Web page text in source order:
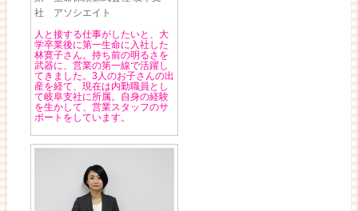
社 アソシエイト
人と接する仕事がしたいと、大
学卒業後に第一生命に入社した
林寛子さん。持ち前の明るさを
武器に、営業の第一線で活躍し
てきました。3人のお子さんの出
産を経て、現在は内勤職員とし
て岐阜支社に所属。自身の経験
を生かして、営業スタッフのサ
ポートをしています。